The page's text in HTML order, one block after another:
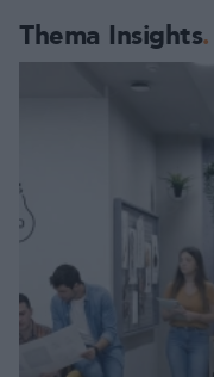
Thema Insights